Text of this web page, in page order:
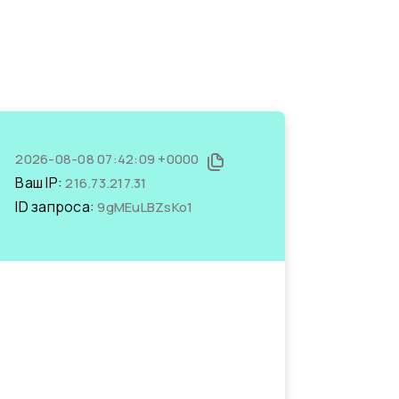
2026-08-08 07:42:09 +0000
Ваш IP:216.73.217.31
ID запроса:9gMEuLBZsKo1